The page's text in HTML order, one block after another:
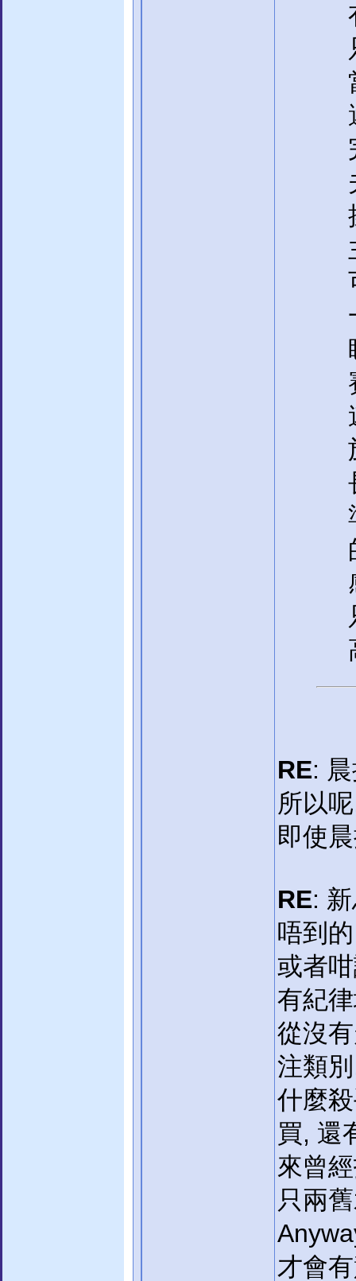
RE:
所以
即使
RE:
唔到
或者
有紀
從沒
注類
什麼
買, 還
來曾
只兩
才會